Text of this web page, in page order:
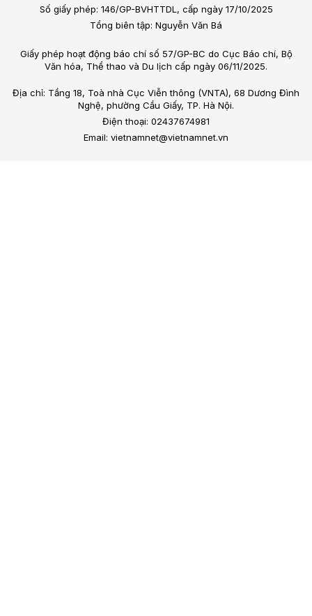
Số giấy phép: 146/GP-BVHTTDL, cấp ngày 17/10/2025
Tổng biên tập: Nguyễn Văn Bá
Giấy phép hoạt động báo chí số 57/GP-BC do Cục Báo chí, Bộ
Văn hóa, Thể thao và Du lịch cấp ngày 06/11/2025.
Địa chỉ: Tầng 18, Toà nhà Cục Viễn thông (VNTA), 68 Dương Đình
Nghệ, phường Cầu Giấy, TP. Hà Nội.
Điện thoại: 02437674981
Email: vietnamnet@vietnamnet.vn